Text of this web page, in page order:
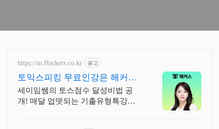
https://m.Hackers.co.kr 광고
토익스피킹 무료인강은 해커스
토스 자료집도 무료다
세이임쌤의 토스점수 달성비법 공
개! 매달 업뎃되는 기출유형특강으